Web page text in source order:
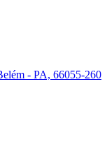
- PA, 66055-260